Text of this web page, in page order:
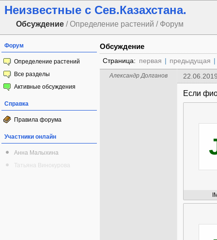
Неизвестные с Сев.Казахстана.
Обсуждение / Определение растений / Форум
Форум
Определение растений
Все разделы
Активные обсуждения
Справка
Правила форума
Участники онлайн
Анна Малыхина
Татьяна Винокурова
Обсуждение
Страница: первая | предыдущая |
Александр Долганов
Если